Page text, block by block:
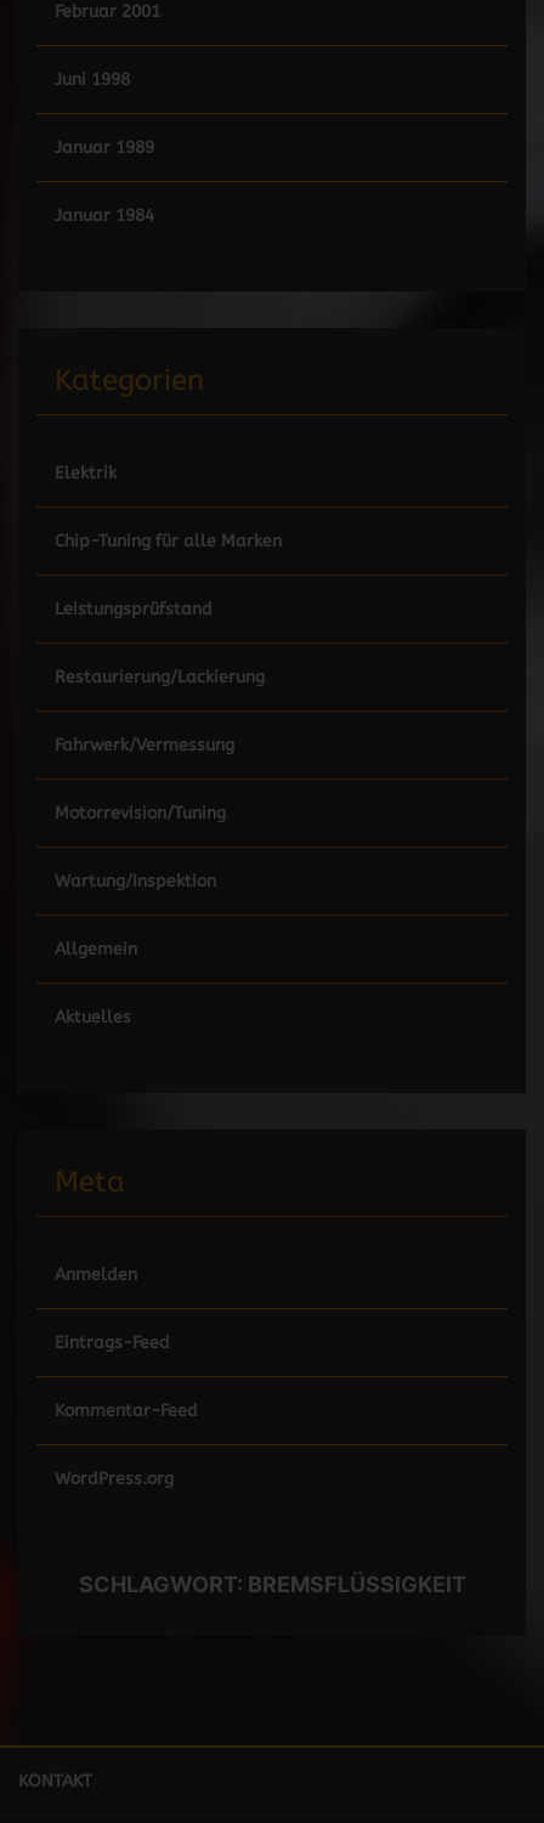
Februar 2001
Juni 1998
Januar 1989
Januar 1984
Kategorien
Elektrik
Chip-Tuning für alle Marken
Leistungsprüfstand
Restaurierung/Lackierung
Fahrwerk/Vermessung
Motorrevision/Tuning
Wartung/Inspektion
Allgemein
Aktuelles
Meta
Anmelden
Eintrags-Feed
Kommentar-Feed
WordPress.org
SCHLAGWORT: BREMSFLÜSSIGKEIT
KONTAKT